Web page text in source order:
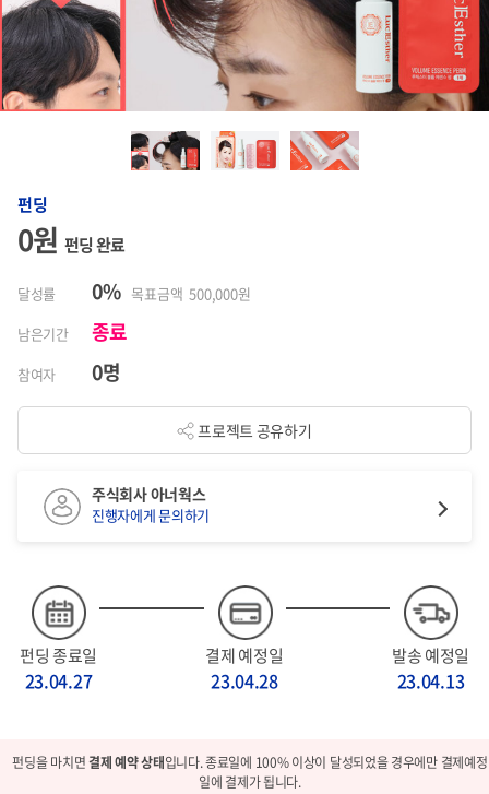
펀딩
0원 펀딩 완료
달성률 0% 목표금액 500,000원
남은기간
종료
참여자 0명
프로젝트 공유하기
펀딩 종료일
23.04.27
결제 예정일
23.04.28
발송 예정일
23.04.13
주식회사 아너웍스
진행자에게 문의하기
펀딩을 마치면결제 예약 상태입니다. 종료일에 100% 이상이 달성되었을 경우에만 결제예정
일에 결제가 됩니다.